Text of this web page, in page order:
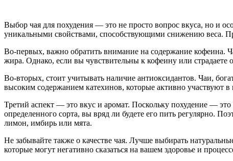
Выбор чая для похудения — это не просто вопрос вкуса, но и
уникальными свойствами, способствующими снижению веса.
Во-первых, важно обратить внимание на содержание кофеина.
жира. Однако, если вы чувствительны к кофеину или
Во-вторых, стоит учитывать наличие антиоксидантов. Чаи,
высоким содержанием катехинов, которые активно участвуют
Третий аспект — это вкус и аромат. Поскольку похудение —
определенного сорта, вы вряд ли будете его пить регулярно.
лимон, имбирь или мята.
Не забывайте также о качестве чая. Лучше выбирать
которые могут негативно сказаться на вашем здоровье и